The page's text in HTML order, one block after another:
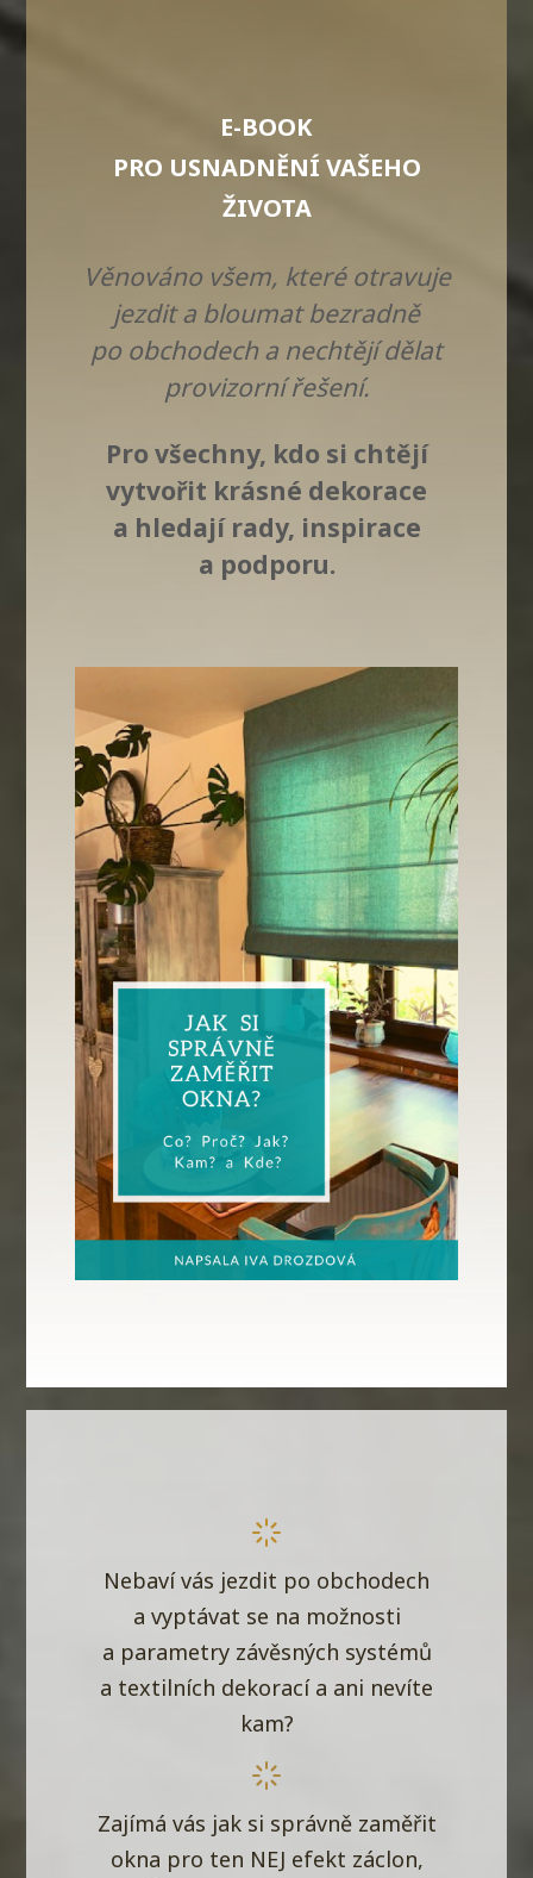
E-BOOK
PRO USNADNĚNÍ VAŠEHO
ŽIVOTA
Věnováno všem, které otravuje
jezdit a bloumat bezradně
po obchodech a nechtějí dělat
provizorní řešení.
Pro všechny, kdo si chtějí
vytvořit krásné dekorace
a hledají rady, inspirace
a podporu.
Nebaví vás jezdit po obchodech
a vyptávat se na možnosti
a parametry závěsných systémů
a textilních dekorací a ani nevíte
kam?
Zajímá vás jak si správně zaměřit
okna pro ten NEJ efekt záclon,